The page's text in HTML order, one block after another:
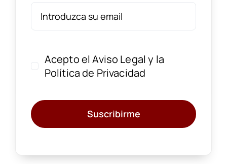
Acepto elAviso Legal y la
Política de Privacidad
Suscribirme